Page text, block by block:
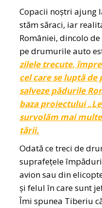
Copacii noștri ajung
stăm săraci, iar
României, dincolo
pe drumurile auto
zilele trecute,
cel care se luptă de
salveze pădurile
baza proiectului
survolăm mai
țării.
Odată ce treci de
suprafețele
avion sau din
și felul în care sunt
Îmi spunea Tiberiu